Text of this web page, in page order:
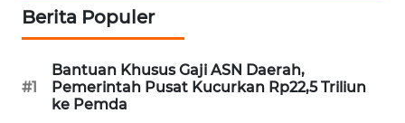
Berita Populer
#1
Bantuan Khusus Gaji ASN Daerah,
Pemerintah Pusat Kucurkan Rp22,5 Triliun
ke Pemda
WN
PAPUA
WN
PAPUA
BARAT